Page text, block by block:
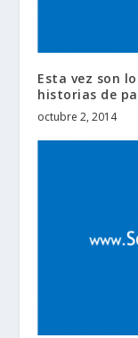
Esta vez son
historias de
octubre 2, 2014